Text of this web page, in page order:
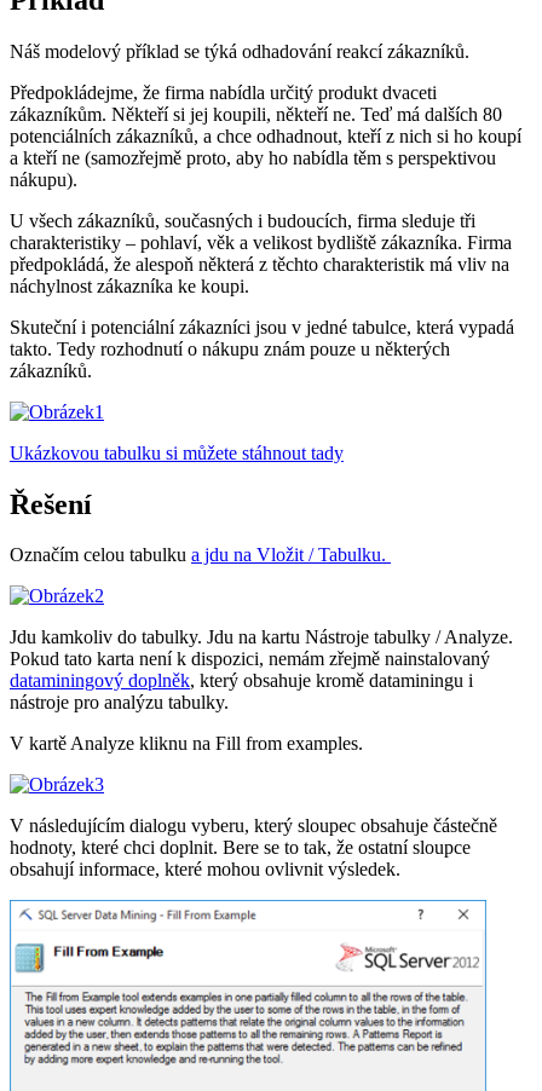
Náš modelový příklad se týká odhadování reakcí zákazníků.
Předpokládejme, že firma nabídla určitý produkt dvaceti
zákazníkům. Někteří si jej koupili, někteří ne. Teď má dalších 80
potenciálních zákazníků, a chce odhadnout, kteří z nich si ho koupí
a kteří ne (samozřejmě proto, aby ho nabídla těm s perspektivou
nákupu).
U všech zákazníků, současných i budoucích, firma sleduje tři
charakteristiky – pohlaví, věk a velikost bydliště zákazníka. Firma
předpokládá, že alespoň některá z těchto charakteristik má vliv na
náchylnost zákazníka ke koupi.
Skuteční i potenciální zákazníci jsou v jedné tabulce, která vypadá
takto. Tedy rozhodnutí o nákupu znám pouze u některých
zákazníků.
Ukázkovou tabulku si můžete stáhnout tady
Řešení
Označím celou tabulku a jdu na Vložit / Tabulku.
Jdu kamkoliv do tabulky. Jdu na kartu Nástroje tabulky / Analyze.
Pokud tato karta není k dispozici, nemám zřejmě nainstalovaný
dataminingový doplněk, který obsahuje kromě dataminingu i
nástroje pro analýzu tabulky.
V kartě Analyze kliknu na Fill from examples.
V následujícím dialogu vyberu, který sloupec obsahuje částečně
hodnoty, které chci doplnit. Bere se to tak, že ostatní sloupce
obsahují informace, které mohou ovlivnit výsledek.